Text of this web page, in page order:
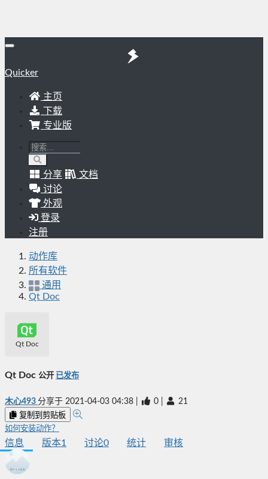
Quicker
主页
下载
专业版
分享
文档
讨论
外观
登录
注册
动作库
所有软件
通用
Qt Doc
Qt Doc
Qt Doc 公开 已发布
木心493 分享于 2021-04-03 04:38 0 21
复制到剪贴板
如何安装动作？
信息 版本1 讨论0 统计 审核